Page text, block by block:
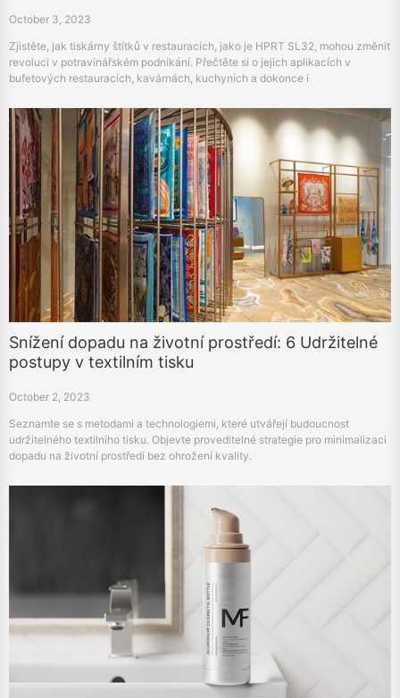
October 3, 2023
Zjistěte, jak tiskárny štítků v restauracích, jako je HPRT SL32, mohou změnit
revoluci v potravinářském podnikání. Přečtěte si o jejich aplikacích v
bufetových restauracích, kavárnách, kuchyních a dokonce i
Snížení dopadu na životní prostředí: 6 Udržitelné
postupy v textilním tisku
October 2, 2023
Seznamte se s metodami a technologiemi, které utvářejí budoucnost
udržitelného textilního tisku. Objevte proveditelné strategie pro minimalizaci
dopadu na životní prostředí bez ohrožení kvality.